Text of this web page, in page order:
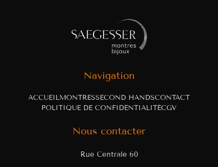
Navigation
ACCUEILMONTRESSECOND HANDSCONTACT
POLITIQUE DE CONFIDENTIALITÉCGV
Nous contacter
Rue Centrale 60